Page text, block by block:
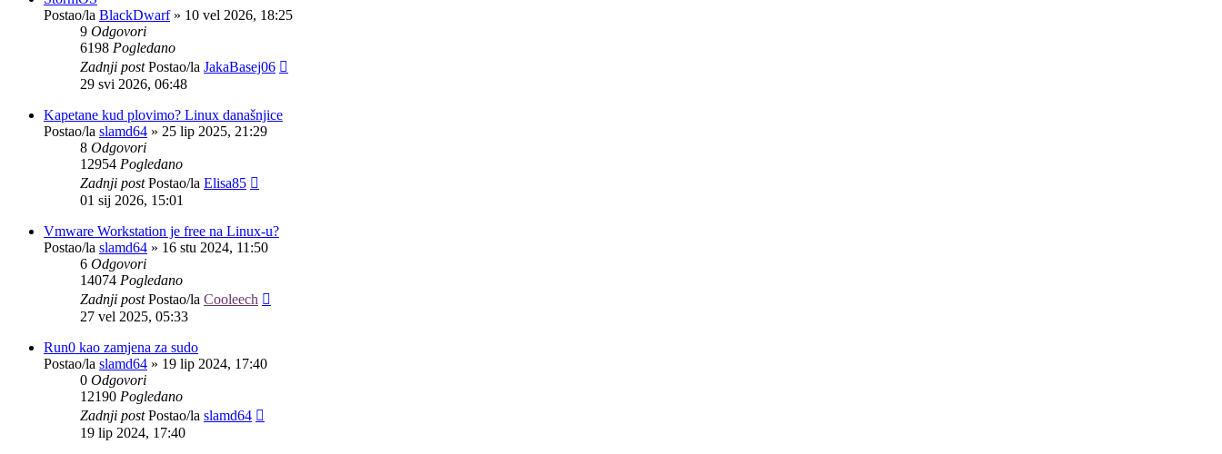
Postao/la BlackDwarf» 10 vel 2026, 18:25
9 Odgovori
6198 Pogledano
Zadnji postPostao/la JakaBasej06
29 svi 2026, 06:48
Kapetane kud plovimo? Linux današnjice
Postao/la slamd64 » 25 lip 2025, 21:29
8 Odgovori
12954 Pogledano
Zadnji postPostao/la Elisa85
01 sij 2026, 15:01
Vmware Workstation je free na Linux-u?
Postao/la slamd64 » 16 stu 2024, 11:50
6 Odgovori
14074 Pogledano
Zadnji postPostao/la Cooleech
27 vel 2025, 05:33
Run0 kao zamjena za sudo
Postao/la slamd64 » 19 lip 2024, 17:40
0 Odgovori
12190 Pogledano
Zadnji postPostao/la slamd64
19 lip 2024, 17:40